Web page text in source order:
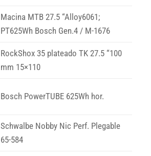
Macina MTB 27.5 “Alloy6061;
PT625Wh Bosch Gen.4 / M-1676
RockShox 35 plateado TK 27.5 “100
mm 15×110
Bosch PowerTUBE 625Wh hor.
Schwalbe Nobby Nic Perf. Plegable
65-584